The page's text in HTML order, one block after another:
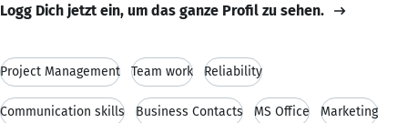
Logg Dich jetzt ein, um das ganze Profil zu sehen.
Project Management Team work Reliability
Communication skills Business Contacts MS Office Marketing